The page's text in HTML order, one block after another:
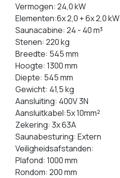
Vermogen: 24,0 kW
Elementen:6x 2,0 + 6x 2,0 kW
Saunacabine: 24 - 40 m³
Stenen: 220 kg
Breedte: 545 mm
Hoogte: 1300 mm
Diepte: 545 mm
Gewicht: 41,5 kg
Aansluiting: 400V 3N
Aansluitkabel:5x 10mm²
Zekering: 3x 63A
Saunabesturing: Extern
Veiligheidsafstanden:
Plafond: 1000 mm
Rondom: 200 mm